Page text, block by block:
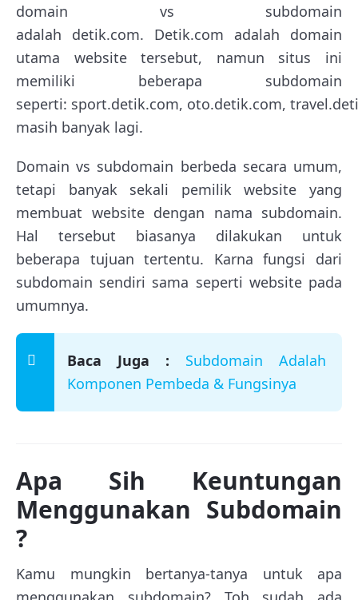
domain vs subdomain
adalah detik.com. Detik.com adalah domain
utama website tersebut, namun situs ini
memiliki beberapa subdomain
seperti: sport.detik.com, oto.detik.com,
masih banyak lagi.
Domain vs subdomain berbeda secara umum,
tetapi banyak sekali pemilik website yang
membuat website dengan nama subdomain.
Hal tersebut biasanya dilakukan untuk
beberapa tujuan tertentu. Karna fungsi dari
subdomain sendiri sama seperti website pada
umumnya.
Baca Juga :
Subdomain Adalah
Komponen Pembeda & Fungsinya
Apa Sih Keuntungan
Menggunakan Subdomain
?
Kamu mungkin bertanya-tanya untuk apa